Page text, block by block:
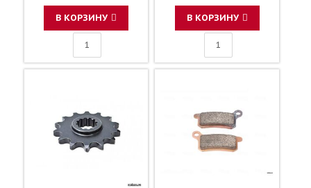
В КОРЗИНУ В КОРЗИНУ